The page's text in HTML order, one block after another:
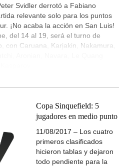
Svidler derrotó a Fabiano
relevante solo para los puntos
¡No acaba la acción en San Luis!
del 14 al 19, será el turno de
con Caruana, Karjakin, Nakamura,
Copa Sinquefield: 5
jugadores en medio punto
11/08/2017 – Los cuatro
primeros clasificados
hicieron tablas y dejaron
todo pendiente para la